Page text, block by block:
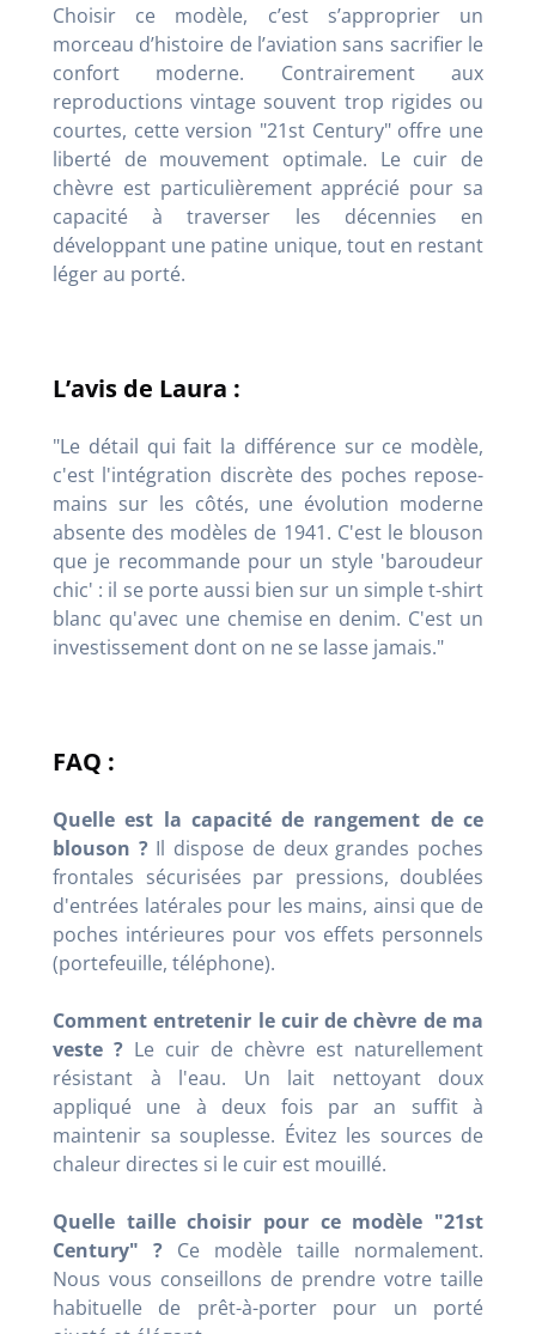
Choisir ce modèle, c’est s’approprier un
morceau d’histoire de l’aviation sans sacrifier le
confort moderne. Contrairement aux
reproductions vintage souvent trop rigides ou
courtes, cette version "21st Century" offre une
liberté de mouvement optimale. Le cuir de
chèvre est particulièrement apprécié pour sa
capacité à traverser les décennies en
développant une patine unique, tout en restant
léger au porté.
L’avis de Laura :
"Le détail qui fait la différence sur ce modèle,
c'est l'intégration discrète des poches repose-
mains sur les côtés, une évolution moderne
absente des modèles de 1941. C'est le blouson
que je recommande pour un style 'baroudeur
chic' : il se porte aussi bien sur un simple t-shirt
blanc qu'avec une chemise en denim. C'est un
investissement dont on ne se lasse jamais."
FAQ :
Quelle est la capacité de rangement de ce
blouson ?Il dispose de deux grandes poches
frontales sécurisées par pressions, doublées
d'entrées latérales pour les mains, ainsi que de
poches intérieures pour vos effets personnels
(portefeuille, téléphone).
Comment entretenir le cuir de chèvre de ma
veste ? Le cuir de chèvre est naturellement
résistant à l'eau. Un lait nettoyant doux
appliqué une à deux fois par an suffit à
maintenir sa souplesse. Évitez les sources de
chaleur directes si le cuir est mouillé.
Quelle taille choisir pour ce modèle "21st
Century" ? Ce modèle taille normalement.
Nous vous conseillons de prendre votre taille
habituelle de prêt-à-porter pour un porté